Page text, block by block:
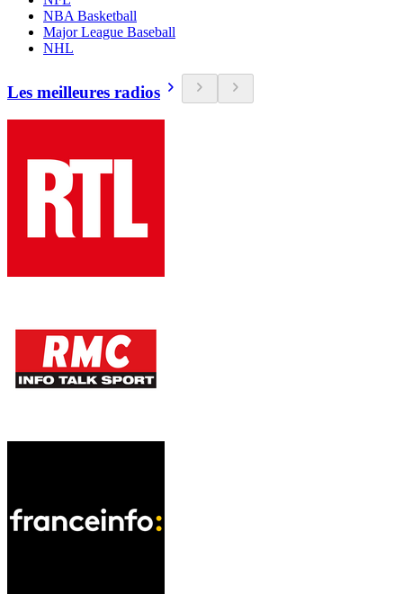
NBA Basketball
Major League Baseball
NHL
Les meilleures radios